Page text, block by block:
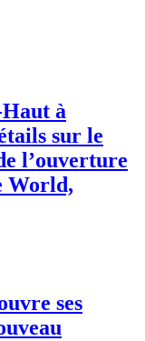
à
sur le
l’ouverture
World,
ses